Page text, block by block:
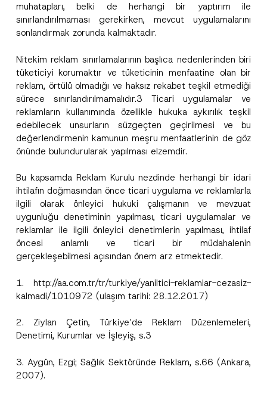
muhatapları, belki de herhangi bir yaptırım ile
sınırlandırılmaması gerekirken, mevcut uygulamalarını
sonlandırmak zorunda kalmaktadır.
Nitekim reklam sınırlamalarının başlıca nedenlerinden biri
tüketiciyi korumaktır ve tüketicinin menfaatine olan bir
reklam, örtülü olmadığı ve haksız rekabet teşkil etmediği
sürece sınırlandırılmamalıdır.3 Ticari uygulamalar ve
reklamların kullanımında özellikle hukuka aykırılık teşkil
edebilecek unsurların süzgeçten geçirilmesi ve bu
değerlendirmenin kamunun meşru menfaatlerinin de göz
önünde bulundurularak yapılması elzemdir.
Bu kapsamda Reklam Kurulu nezdinde herhangi bir idari
ihtilafın doğmasından önce ticari uygulama ve reklamlarla
ilgili olarak önleyici hukuki çalışmanın ve mevzuat
uygunluğu denetiminin yapılması, ticari uygulamalar ve
reklamlar ile ilgili önleyici denetimlerin yapılması, ihtilaf
öncesi anlamlı ve ticari bir müdahalenin
gerçekleşebilmesi açısından önem arz etmektedir.
1.http://aa.com.tr/tr/turkiye/yaniltici-reklamlar-cezasiz-
kalmadi/1010972 (ulaşım tarihi: 28.12.2017)
2. Ziylan Çetin, Türkiye’de Reklam Düzenlemeleri,
Denetimi, Kurumlar ve İşleyiş, s.3
3. Aygün, Ezgi; Sağlık Sektöründe Reklam, s.66 (Ankara,
2007).